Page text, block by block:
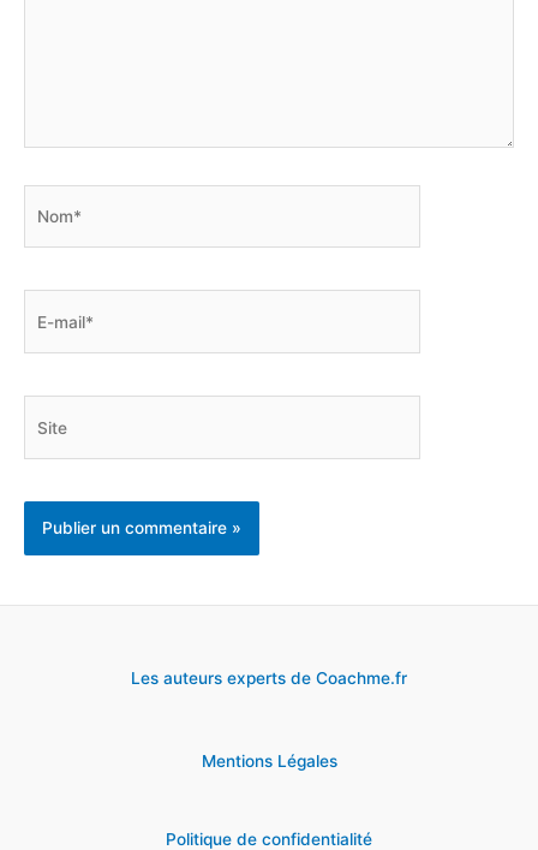
Les auteurs experts de Coachme.fr
Mentions Légales
Politique de confidentialité